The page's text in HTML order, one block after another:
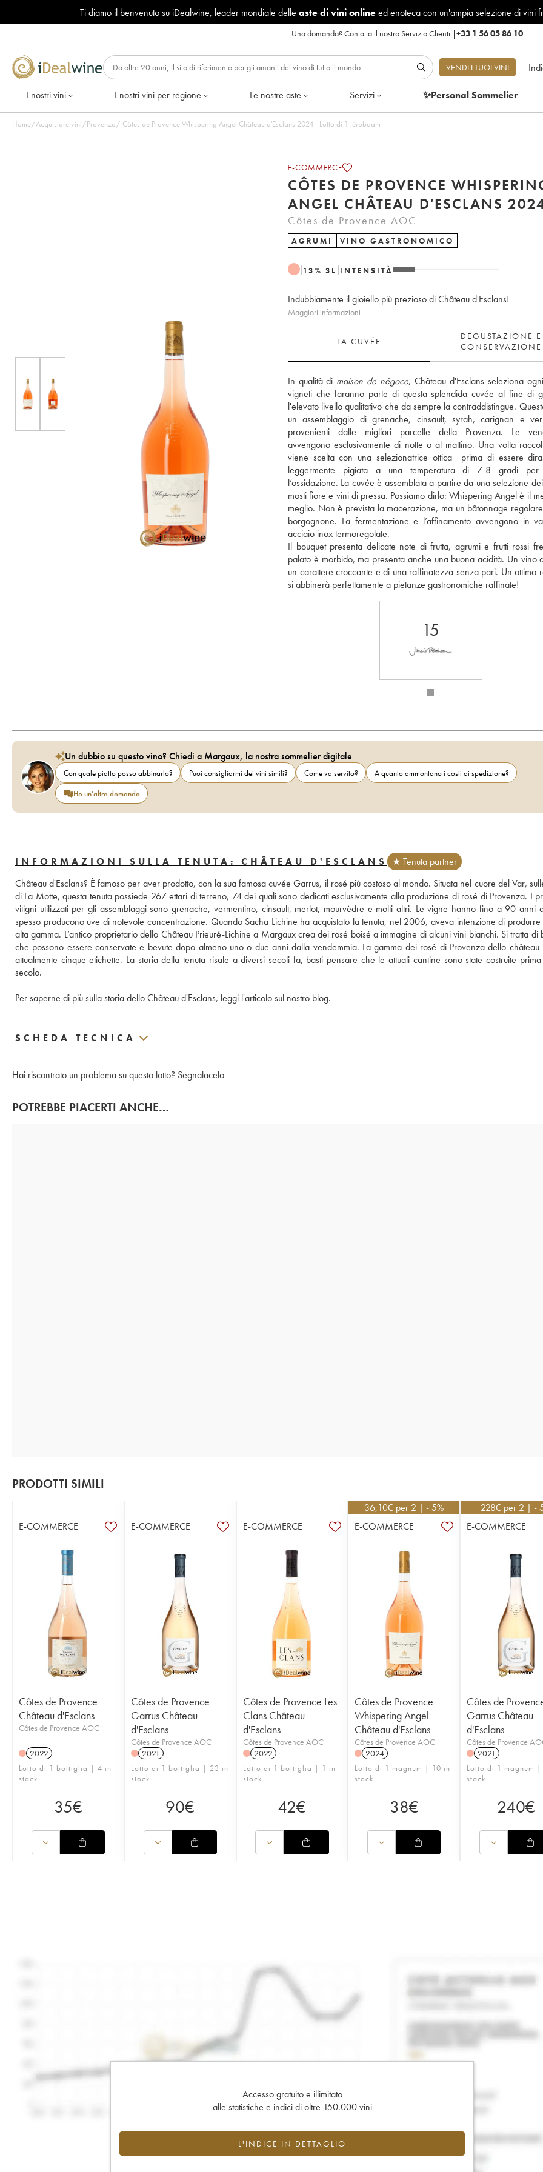
Ti diamo il benvenuto su iDealwine, leader mondiale delle aste di vini onlineed enoteca con un'ampia selezione di vini
Una domanda?Contatta il nostro Servizio Clienti |+33 1 56 05 86 10
VENDI I TUOI VINI
I nostri vini I nostri vini per regione Le nostre aste Servizi ✨Personal Sommelier
Home/Acquistare vini/Provenza/ Côtes de Provence Whispering Angel Château d'Esclans 2024 - Lotto di 1 jéroboam
E-COMMERCE
CÔTES DE PROVENCE
ANGEL CHÂTEAU D'ESCLANS
Côtes de Provence AOC
AGRUMI VINO GASTRONOMICO
13% 3 L INTENSITÀ
Indubbiamente il gioiello più prezioso di Château d'Esclans!
Maggiori informazioni
LA CUVÉE
DEGUSTAZIONE E
CONSERVAZIONE
In qualità di maison de négoce, Château d'Esclans seleziona
vigneti che faranno parte di questa splendida cuvée al fine di
l'elevato livello qualitativo che da sempre la contraddistingue.
un assemblaggio di grenache, cinsault, syrah, carignan e
provenienti dalle migliori parcelle della Provenza. Le
avvengono esclusivamente di notte o al mattino. Una volta
viene scelta con una selezionatrice ottica  prima di essere
leggermente pigiata a una temperatura di 7-8 gradi per
l’ossidazione. La cuvée è assemblata a partire da una selezione
mosti fiore e vini di pressa. Possiamo dirlo: Whispering Angel è il
meglio. Non è prevista la macerazione, ma un bâtonnage
borgognone. La fermentazione e l’affinamento avvengono in
acciaio inox termoregolate.
Il bouquet presenta delicate note di frutta, agrumi e frutti rossi
palato è morbido, ma presenta anche una buona acidità. Un vino
un carattere croccante e di una raffinatezza senza pari. Un ottimo
15
Un dubbio su questo vino? Chiedi a Margaux, la nostra sommelier digitale
Con quale piatto posso abbinarlo? Puoi consigliarmi dei vini simili? Come va servito?
A quanto ammontano i costi di spedizione?
Ho un'altra domanda
INFORMAZIONI SULLA TENUTA: CHÂTEAU D'ESCLANS
★ Tenuta partner
Château d'Esclans? È famoso per aver prodotto, con la sua famosa cuvée Garrus, il rosé più costoso al mondo. Situata nel cuore del Var,
di La Motte, questa tenuta possiede 267 ettari di terreno, 74 dei quali sono dedicati esclusivamente alla produzione di rosé di Provenza. I
vitigni utilizzati per gli assemblaggi sono grenache, vermentino, cinsault, merlot, mourvèdre e molti altri. Le vigne hanno fino a 90 anni
spesso producono uve di notevole concentrazione. Quando Sacha Lichine ha acquistato la tenuta, nel 2006, aveva intenzione di
alta gamma. L’antico proprietario dello Château Prieuré-Lichine a Margaux crea dei rosé boisé a immagine di alcuni vini bianchi. Si tratta di
che possono essere conservate e bevute dopo almeno uno o due anni dalla vendemmia. La gamma dei rosé di Provenza dello château
attualmente cinque etichette. La storia della tenuta risale a diversi secoli fa, basti pensare che le attuali cantine sono state costruite
secolo.
Per saperne di più sulla storia dello Château d'Esclans, leggi l'articolo sul nostro blog.
SCHEDA TECNICA
Hai riscontrato un problema su questo lotto? Segnalacelo
POTREBBE PIACERTI ANCHE…
PRODOTTI SIMILI
E-COMMERCE
Côtes de Provence
Château d'Esclans
Côtes de Provence AOC
2022
Lotto di 1 bottiglia | 4 in
stock
35€
E-COMMERCE
Côtes de Provence
Garrus Château
d'Esclans
Côtes de Provence AOC
2021
Lotto di 1 bottiglia | 23 in
stock
90€
E-COMMERCE
Côtes de Provence Les
Clans Château
d'Esclans
Côtes de Provence AOC
2022
Lotto di 1 bottiglia | 1 in
stock
42€
36,10€ per 2 | - 5%
E-COMMERCE
Côtes de Provence
Whispering Angel
Château d'Esclans
Côtes de Provence AOC
2024
Lotto di 1 magnum | 10 in
stock
38€
228€ per 2 | -
E-COMMERCE
Côtes de
Garrus Château
d'Esclans
Côtes de Provence
2021
Lotto di 1 magnum
stock
240€
Accesso gratuito e illimitato
alle statistiche e indici di oltre 150.000 vini
L'INDICE IN DETTAGLIO